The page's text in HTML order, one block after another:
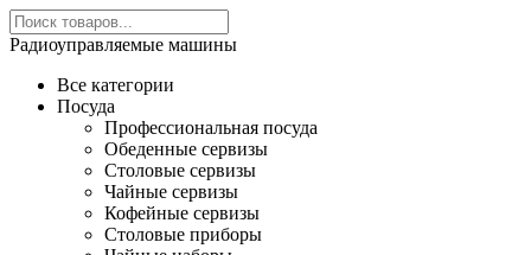
Радиоуправляемые машины
Все категории
Посуда
Профессиональная посуда
Обеденные сервизы
Столовые сервизы
Чайные сервизы
Кофейные сервизы
Столовые приборы